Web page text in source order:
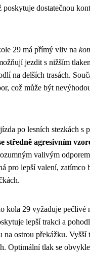
dostatečnou
29 má přímý vliv na
jezdit s nižším
na delších trasách.
což může být
po lesních stezkách s
středně agresivním
valivým
pro lepší valení,
kola 29 vyžaduje pečlivé
lepší trakci a
ostrou překážku.
Optimální tlak se